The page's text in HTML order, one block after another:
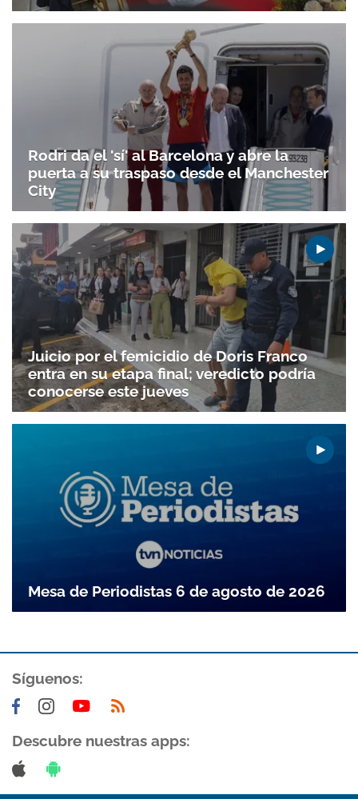
Rodri da el 'sí' al Barcelona y abre la
puerta a su traspaso desde el Manchester
City
Juicio por el femicidio de Doris Franco
entra en su etapa final; veredicto podría
conocerse este jueves
Mesa de Periodistas 6 de agosto de 2026
Síguenos:
Descubre nuestras apps: